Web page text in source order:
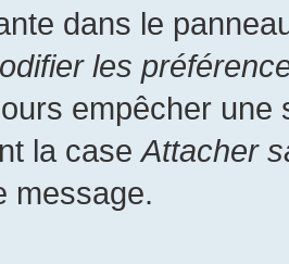
dans le
les
empêcher une
la case Attacher
message.